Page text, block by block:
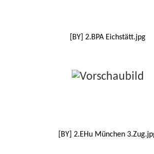
[BY] 2.BPA Eichstätt.jpg
[BY] 2.EHu München